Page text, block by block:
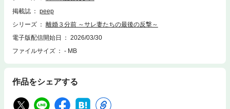
掲載誌
peep
シリーズ
離婚３分前 ～サレ妻たちの最後の反撃～
電子版配信開始日
2026/03/30
ファイルサイズ
- MB
作品をシェアする